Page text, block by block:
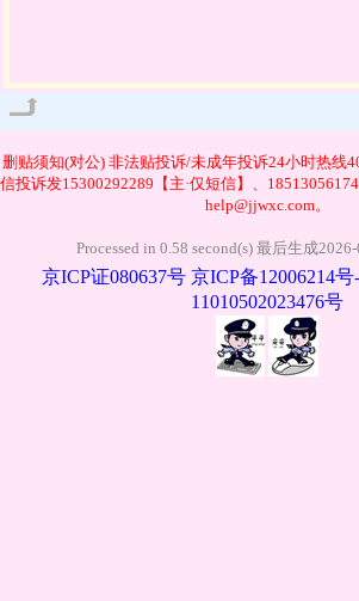
删贴须知(对公)非法贴投诉/未成年投诉24小时热线
信投诉发15300292289【主·仅短信】、
help@jjwxc.com。
Processed in 0.58 second(s) 最后生成
京ICP证080637号 京ICP备12006214号
11010502023476号